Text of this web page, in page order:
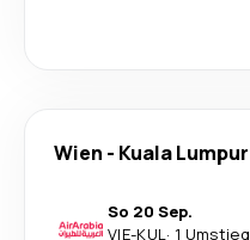
Wien - Kuala Lumpur
So 20 Sep.
VIE-KUL· 1 Umstieg